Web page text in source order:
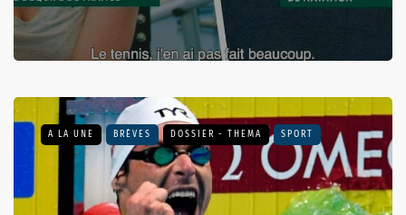
A LA UNE BRÈVES DOSSIER - THEMA SPORT